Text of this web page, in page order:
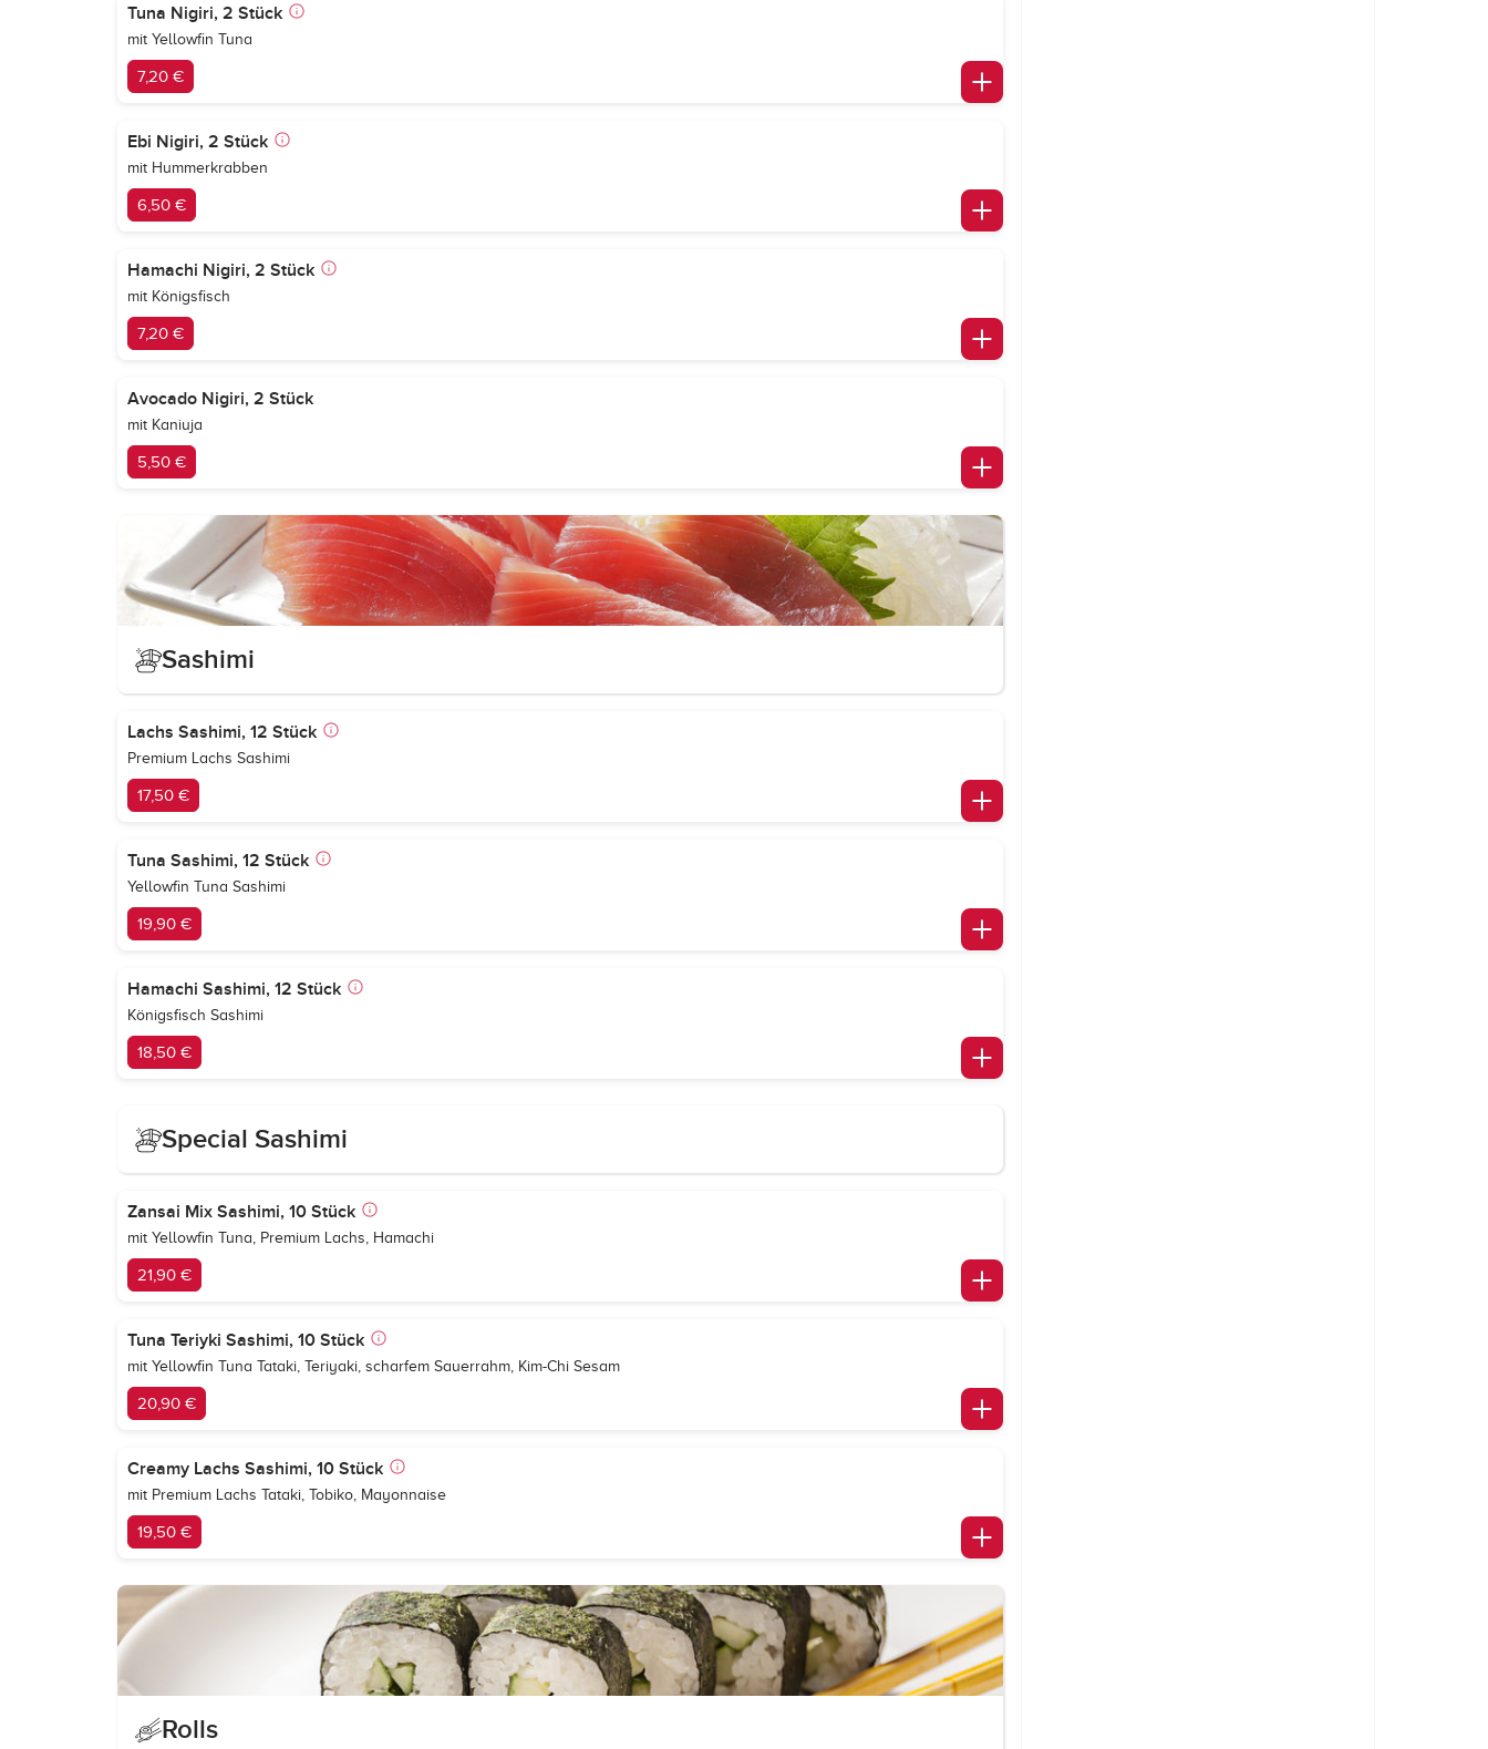
Tuna Nigiri, 2 Stück
mit Yellowfin Tuna
7,20 €
Ebi Nigiri, 2 Stück
mit Hummerkrabben
6,50 €
Hamachi Nigiri, 2 Stück
mit Königsfisch
7,20 €
Avocado Nigiri, 2 Stück
mit Kaniuja
5,50 €
Sashimi
Lachs Sashimi, 12 Stück
Premium Lachs Sashimi
17,50 €
Tuna Sashimi, 12 Stück
Yellowfin Tuna Sashimi
19,90 €
Hamachi Sashimi, 12 Stück
Königsfisch Sashimi
18,50 €
Special Sashimi
Zansai Mix Sashimi, 10 Stück
mit Yellowfin Tuna, Premium Lachs, Hamachi
21,90 €
Tuna Teriyki Sashimi, 10 Stück
mit Yellowfin Tuna Tataki, Teriyaki, scharfem Sauerrahm, Kim-Chi Sesam
20,90 €
Creamy Lachs Sashimi, 10 Stück
mit Premium Lachs Tataki, Tobiko, Mayonnaise
19,50 €
Rolls